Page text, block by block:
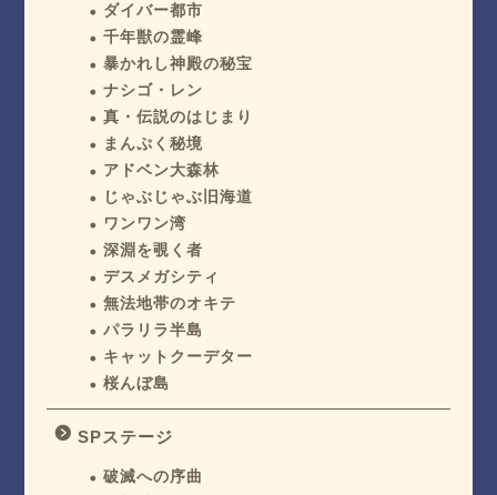
ダイバー都市
千年獣の霊峰
暴かれし神殿の秘宝
ナシゴ・レン
真・伝説のはじまり
まんぷく秘境
アドベン大森林
じゃぶじゃぶ旧海道
ワンワン湾
深淵を覗く者
デスメガシティ
無法地帯のオキテ
パラリラ半島
キャットクーデター
桜んぼ島
SPステージ
破滅への序曲